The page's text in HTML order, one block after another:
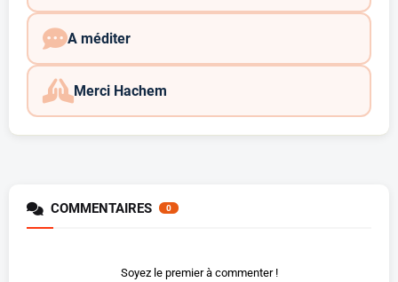
A méditer
Merci Hachem
COMMENTAIRES 0
Soyez le premier à commenter !